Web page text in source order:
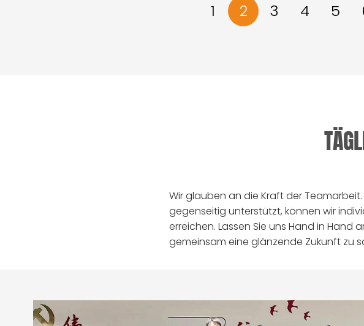
1 2 3 4 5
Wir glauben an die Kraft der
gegenseitig unterstützt, können wir
erreichen. Lassen Sie uns Hand in
gemeinsam eine glänzende Zukunft zu